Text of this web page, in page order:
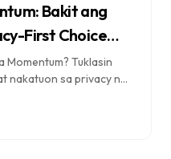
Bakit ang
First Choice
Tab
Tuklasin
nakatuon sa privacy na
mga